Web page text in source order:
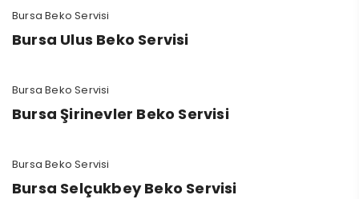
Bursa Beko Servisi
Bursa Ulus Beko Servisi
Bursa Beko Servisi
Bursa Şirinevler Beko Servisi
Bursa Beko Servisi
Bursa Selçukbey Beko Servisi